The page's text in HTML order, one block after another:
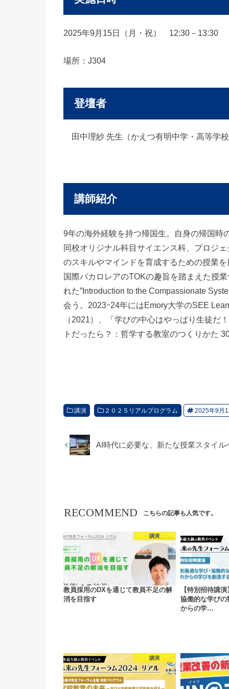
2025年9月15日（月・祝） 12:30－13:30
場所：J304
登壇者
田中理紗 先生（かえつ有明中学・高等
講師紹介
9年の海外経験を持つ帰国生。自身の帰国時
同校オリジナル科目サイエンス科、プロジ
のスキルやマインドを育成するための授業
国際バカロレアのTOKの趣旨を踏まえた授
れた”Introduction to the Compassionate
会う。2023ｰ24年にはEmory大学のSEE
（2021）、「学びの中心はやっぱり生徒
トだったら？：哲学する教室のつくりかた
講演 ２０２５リアルプログラム 2025年9月
AI時代に必要な、新たな授業スタイ
RECOMMEND こちらの記事も人気です。
講演
教員採用のDXを通じて教員不足の解
消を目指す
【特別招待講
協働的な学び
からの学…
講演